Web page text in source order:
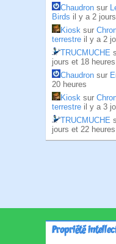
Chaudron sur
Birds il y a 2
Kiosk sur
terrestre il y a 2
TRUCMUCHE
jours et 18 heures
Chaudron sur
20 heures
Kiosk sur
terrestre il y a 3
TRUCMUCHE
jours et 22 heures
Propriété